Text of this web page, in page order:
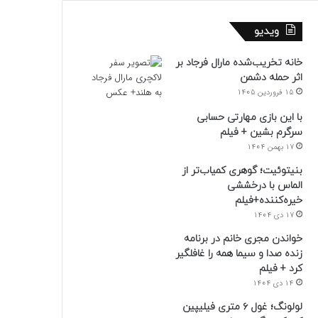
ویدیو
خانه تخریب‌شده مارال فرجاد بر
اثر حمله دشمن
15 فروردین 1405
با این بازی مهارتی حسابی
سرگرم بشین + فیلم
17 بهمن 1404
بنیتوئیت؛ گوهری کمیاب‌تر از
الماس با درخششی
خیره‌کننده+فیلم
17 دی 1404
خواندن مجری خانم در برنامه
زنده صدا و سیما همه را غافلگیر
کرد + فیلم
14 دی 1404
لولونگ؛ غول ۶ متری فیلیپین